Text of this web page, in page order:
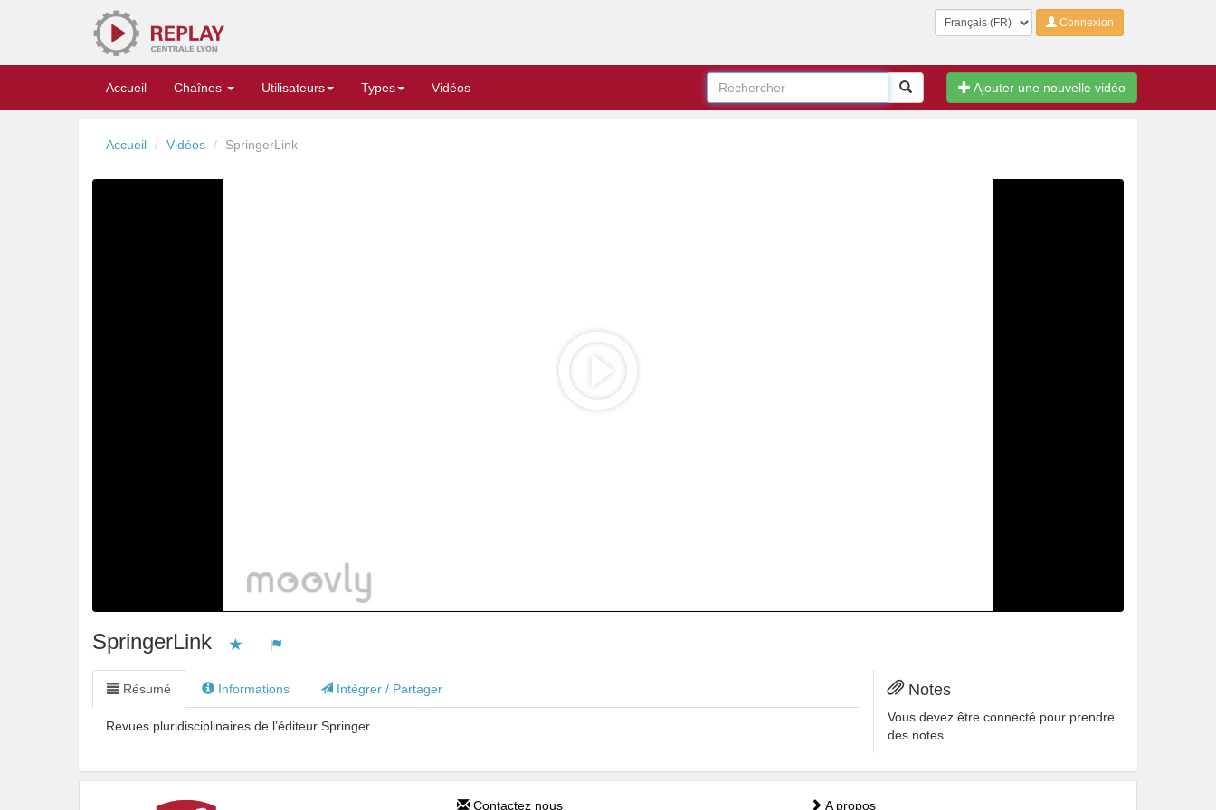
Replay Langue Connexion
Accueil Chaînes Utilisateurs Types Vidéos Ajouter une nouvelle vidéo
Rechercher
Accueil Vidéos SpringerLink
SpringerLink Vous devez être connecté pour ajouter cette vidéo à vos favoris.
Résumé Informations Intégrer / Partager
Revues pluridisciplinaires de l’éditeur Springer
Notes
Vous devez être connecté pour prendre
des notes.
Contactez nous A propos